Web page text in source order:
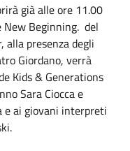
già alle ore 11.00
New Beginning. del
alla presenza degli
Giordano, verrà
Kids & Generations
Sara Ciocca e
e ai giovani interpreti